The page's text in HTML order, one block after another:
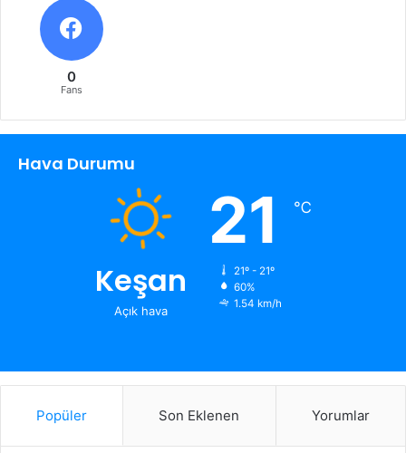
0
Fans
Hava Durumu
Keşan
Açık hava
21 ℃
21º - 21º
60%
1.54 km/h
Popüler Son Eklenen Yorumlar